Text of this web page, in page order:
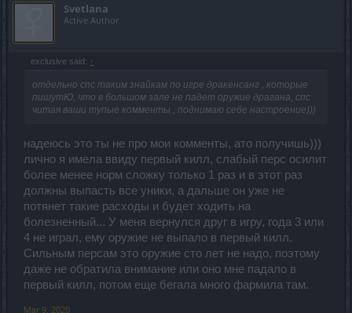
Svetlana
Active Author
exclusive said: ↑
отдельно спс таким знайкам по игре дракенсанг , которые
пишутЮ, что в большом зале не падет оружие драгана, спс
читая ваши тупые комменты , поднимаю себе настроение)))
надеюсь это ты не про мои комменты, ато получишь)))
лично я имела ввиду первый килл, слабый перс осилит
более менее норм сложку только 1 раз и в этот раз
должны выпасть все уники, а дальше он уже не
потянет такие расходы и будет ходить на
болезненный... У меня вернулся друг в игру, года 3 или
4 не играл, ему оружие не выпало в первый килл.
Сильным персам это оружие сто лет не надо, поэтому
даже не обратила внимание или оно мне падало в
первый килл, потом еще бегала много фармила там.
Mar 9, 2020